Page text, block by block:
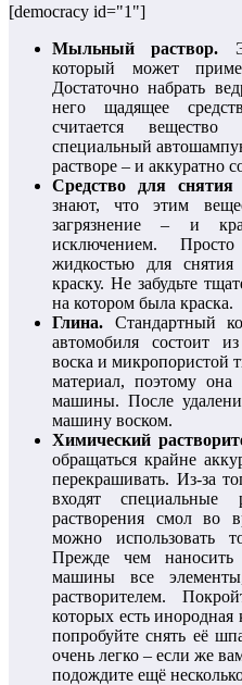
[democracy id="1"]
Мыльный раствор.
который может
Достаточно набрать
него щадящее
считается
специальный
растворе – и аккуратно
Средство для
знают, что этим
загрязнение – и
исключением.
жидкостью для
краску. Не забудьте
на котором была краска.
Глина. Стандартный
автомобиля состоит
воска и микропористой
материал, поэтому
машины. После
машину воском.
Химический
обращаться крайне
перекрашивать. Из-за
входят специальные
растворения смол во
можно использовать
Прежде чем наносить
машины все
растворителем.
которых есть
попробуйте снять её
очень легко – если же
подождите ещё